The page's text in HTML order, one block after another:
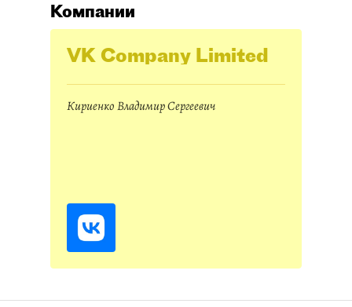
Компании
VK Company Limited
Кириенко Владимир Сергеевич